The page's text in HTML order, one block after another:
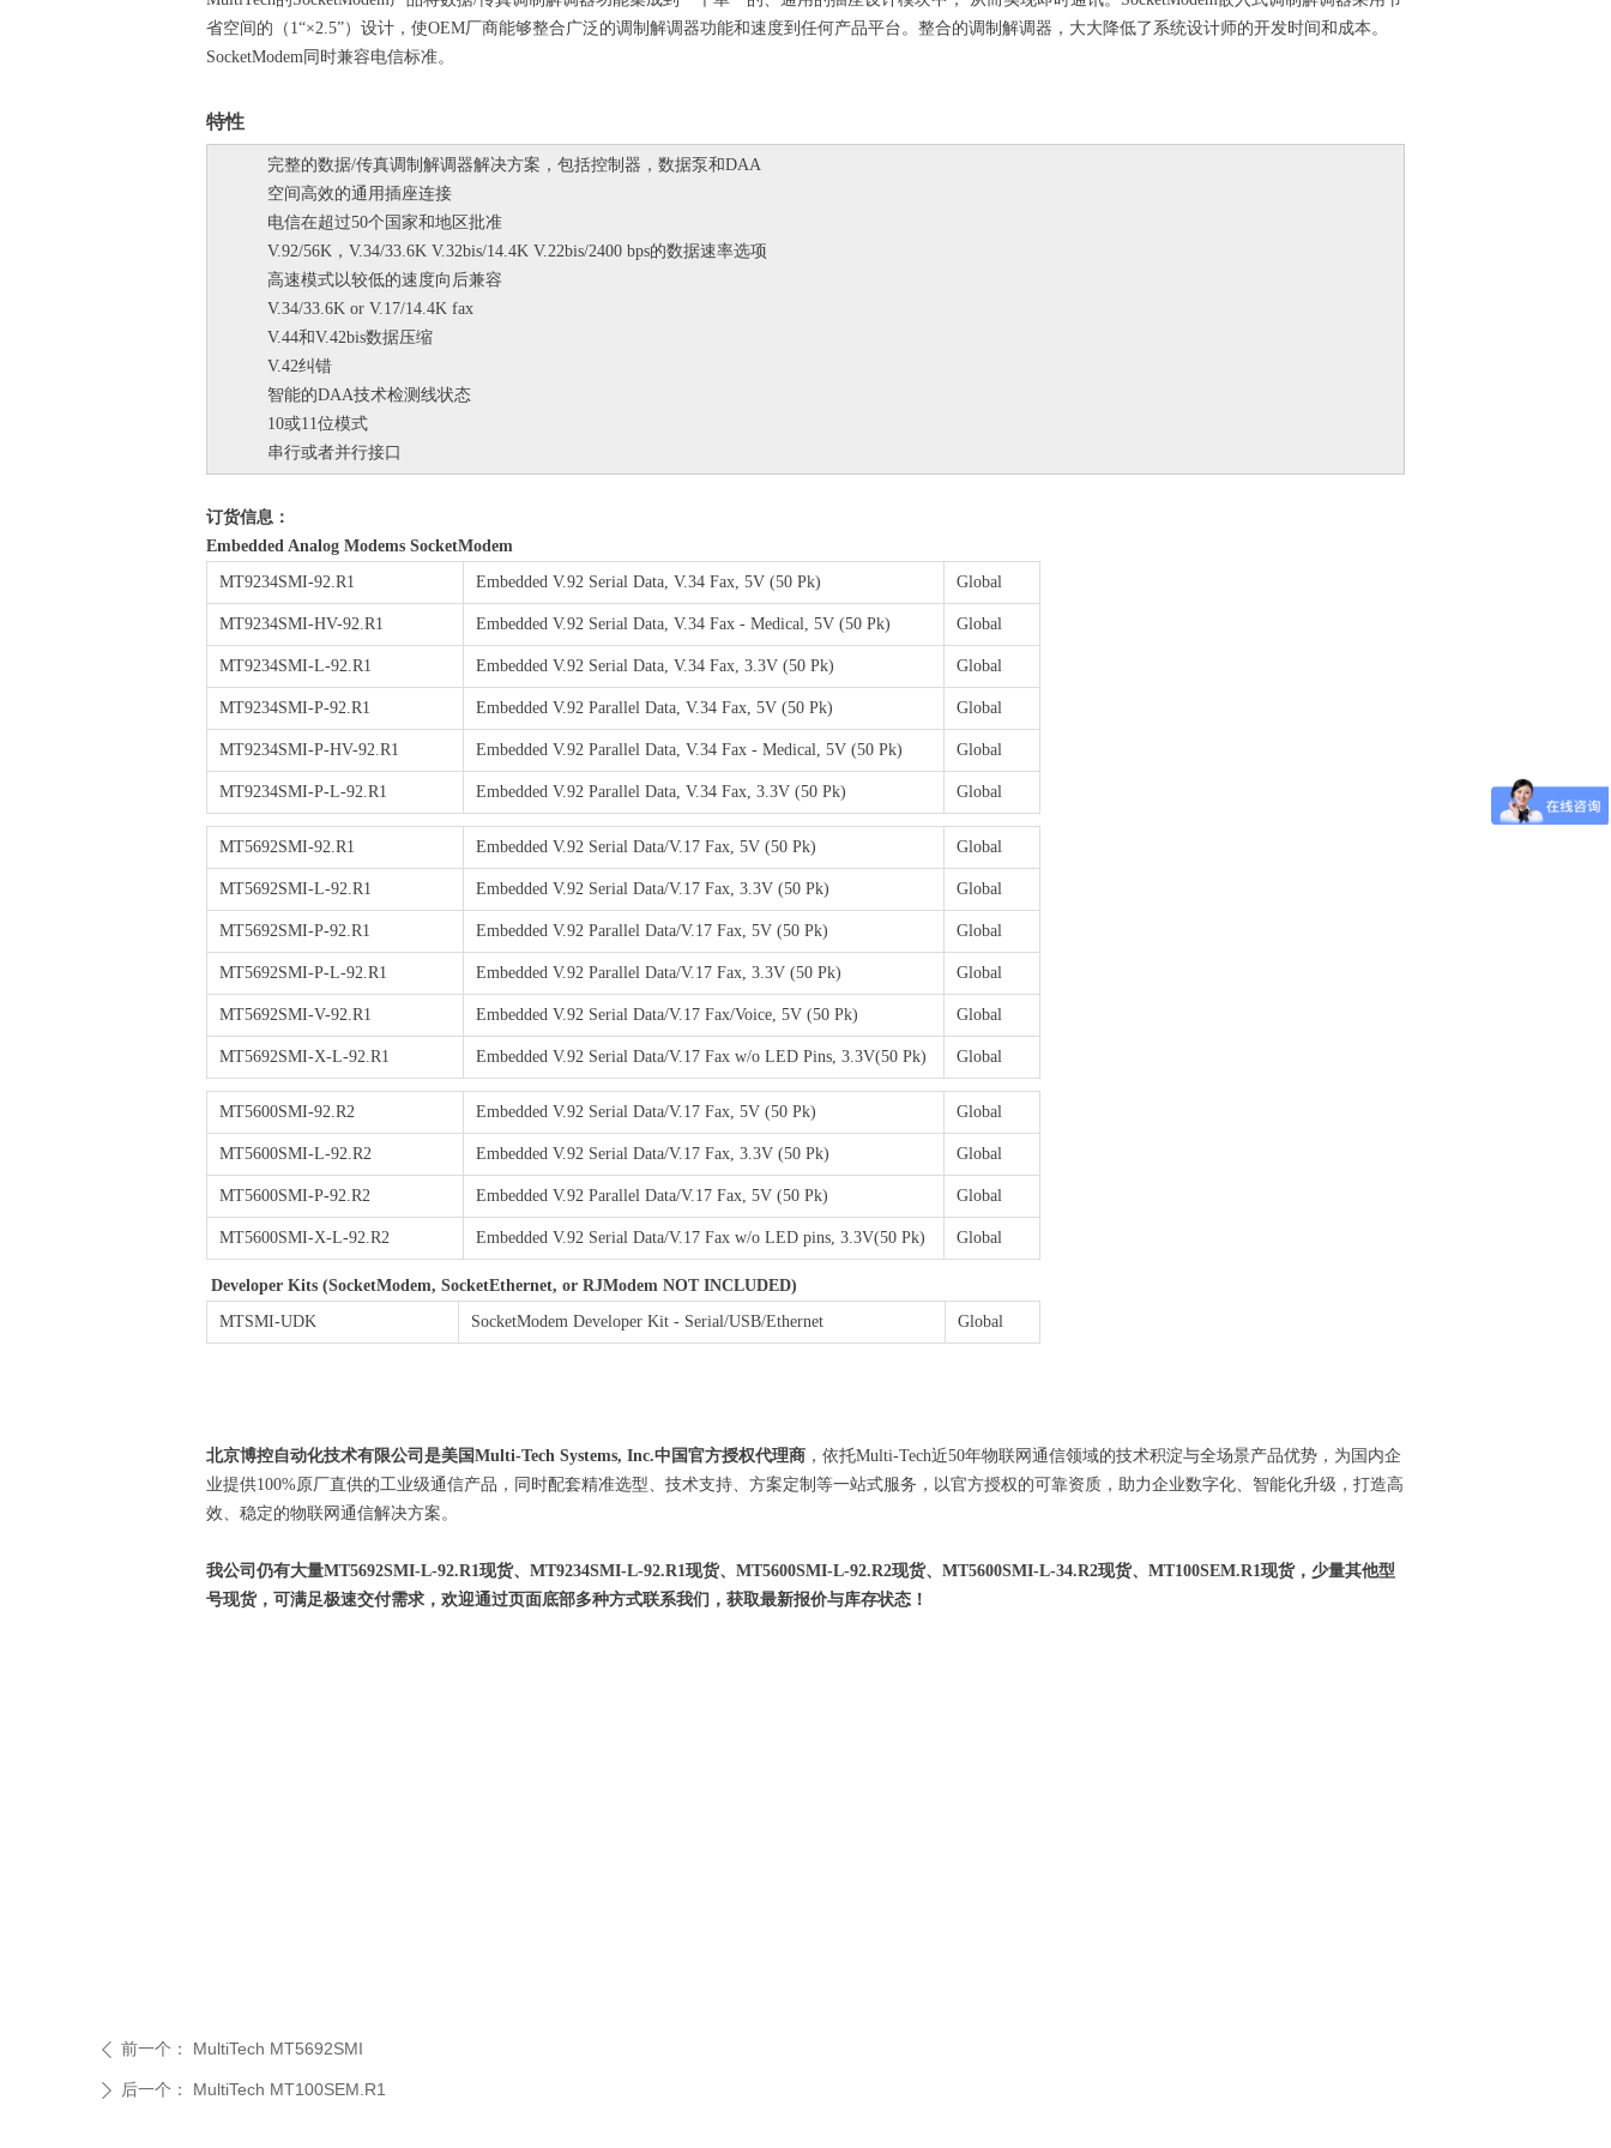
ꄴ 前一个： MultiTech MT5692SMI
ꄲ 后一个： MultiTech MT100SEM.R1
省空间的（1“×2.5”）设计，使OEM厂商能够整合广泛的调制解调器功能和速度到任何产品平台。整合的调制解调器，大大降低了系统设计师的开发时间和成本。
SocketModem同时兼容电信标准。
特性
完整的数据/传真调制解调器解决方案，包括控制器，数据泵和DAA
空间高效的通用插座连接
电信在超过50个国家和地区批准
V.92/56K，V.34/33.6K V.32bis/14.4K V.22bis/2400 bps的数据速率选项
高速模式以较低的速度向后兼容
V.34/33.6K or V.17/14.4K fax
V.44和V.42bis数据压缩
V.42纠错
智能的DAA技术检测线状态
10或11位模式
串行或者并行接口
订货信息：
Embedded Analog Modems SocketModem
MT9234SMI-92.R1
Embedded V.92 Serial Data, V.34 Fax, 5V (50 Pk) Global
MT9234SMI-HV-92.R1 Embedded V.92 Serial Data, V.34 Fax - Medical, 5V (50 Pk) Global
MT9234SMI-L-92.R1 Embedded V.92 Serial Data, V.34 Fax, 3.3V (50 Pk) Global
MT9234SMI-P-92.R1 Embedded V.92 Parallel Data, V.34 Fax, 5V (50 Pk) Global
MT9234SMI-P-HV-92.R1 Embedded V.92 Parallel Data, V.34 Fax - Medical, 5V (50 Pk) Global
MT9234SMI-P-L-92.R1 Embedded V.92 Parallel Data, V.34 Fax, 3.3V (50 Pk) Global
MT5692SMI-92.R1 Embedded V.92 Serial Data/V.17 Fax, 5V (50 Pk) Global
MT5692SMI-L-92.R1 Embedded V.92 Serial Data/V.17 Fax, 3.3V (50 Pk) Global
MT5692SMI-P-92.R1 Embedded V.92 Parallel Data/V.17 Fax, 5V (50 Pk) Global
MT5692SMI-P-L-92.R1 Embedded V.92 Parallel Data/V.17 Fax, 3.3V (50 Pk) Global
MT5692SMI-V-92.R1 Embedded V.92 Serial Data/V.17 Fax/Voice, 5V (50 Pk) Global
MT5692SMI-X-L-92.R1 Embedded V.92 Serial Data/V.17 Fax w/o LED Pins, 3.3V(50 Pk) Global
MT5600SMI-92.R2 Embedded V.92 Serial Data/V.17 Fax, 5V (50 Pk) Global
MT5600SMI-L-92.R2 Embedded V.92 Serial Data/V.17 Fax, 3.3V (50 Pk) Global
MT5600SMI-P-92.R2 Embedded V.92 Parallel Data/V.17 Fax, 5V (50 Pk) Global
MT5600SMI-X-L-92.R2 Embedded V.92 Serial Data/V.17 Fax w/o LED pins, 3.3V(50 Pk) Global
Developer Kits (SocketModem, SocketEthernet, or RJModem NOT INCLUDED)
MTSMI-UDK
SocketModem Developer Kit - Serial/USB/Ethernet Global
北京博控自动化技术有限公司是美国Multi-Tech Systems, Inc.中国官方授权代理商 ，依托Multi-Tech近50年物联网通信领域的技术积淀与全场景产品优势，为国内企
业提供100%原厂直供的工业级通信产品，同时配套精准选型、技术支持、方案定制等一站式服务，以官方授权的可靠资质，助力企业数字化、智能化升级，打造高
效、稳定的物联网通信解决方案。
我公司仍有大量MT5692SMI-L-92.R1现货、MT9234SMI-L-92.R1现货、MT5600SMI-L-92.R2现货、MT5600SMI-L-34.R2现货、MT100SEM.R1现货，少量其他型
号现货，可满足极速交付需求 ，欢迎通过页面底部多种方式联系我们，获取最新报价与库存状态！